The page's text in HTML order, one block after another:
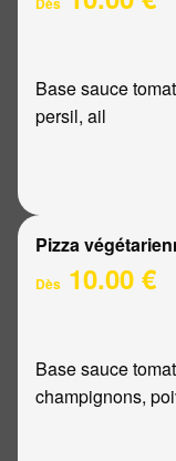
Base sauce
persil, ail
Pizza
Dès 10.00 €
Base sauce
champignons,